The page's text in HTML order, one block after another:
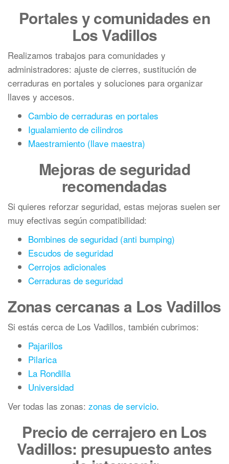
Portales y comunidades en
Los Vadillos
Realizamos trabajos para comunidades y
administradores: ajuste de cierres, sustitución de
cerraduras en portales y soluciones para organizar
llaves y accesos.
Cambio de cerraduras en portales
Igualamiento de cilindros
Maestramiento (llave maestra)
Mejoras de seguridad
recomendadas
Si quieres reforzar seguridad, estas mejoras suelen ser
muy efectivas según compatibilidad:
Bombines de seguridad (anti bumping)
Escudos de seguridad
Cerrojos adicionales
Cerraduras de seguridad
Zonas cercanas a Los Vadillos
Si estás cerca de Los Vadillos, también cubrimos:
Pajarillos
Pilarica
La Rondilla
Universidad
Ver todas las zonas: zonas de servicio.
Precio de cerrajero en Los
Vadillos: presupuesto antes